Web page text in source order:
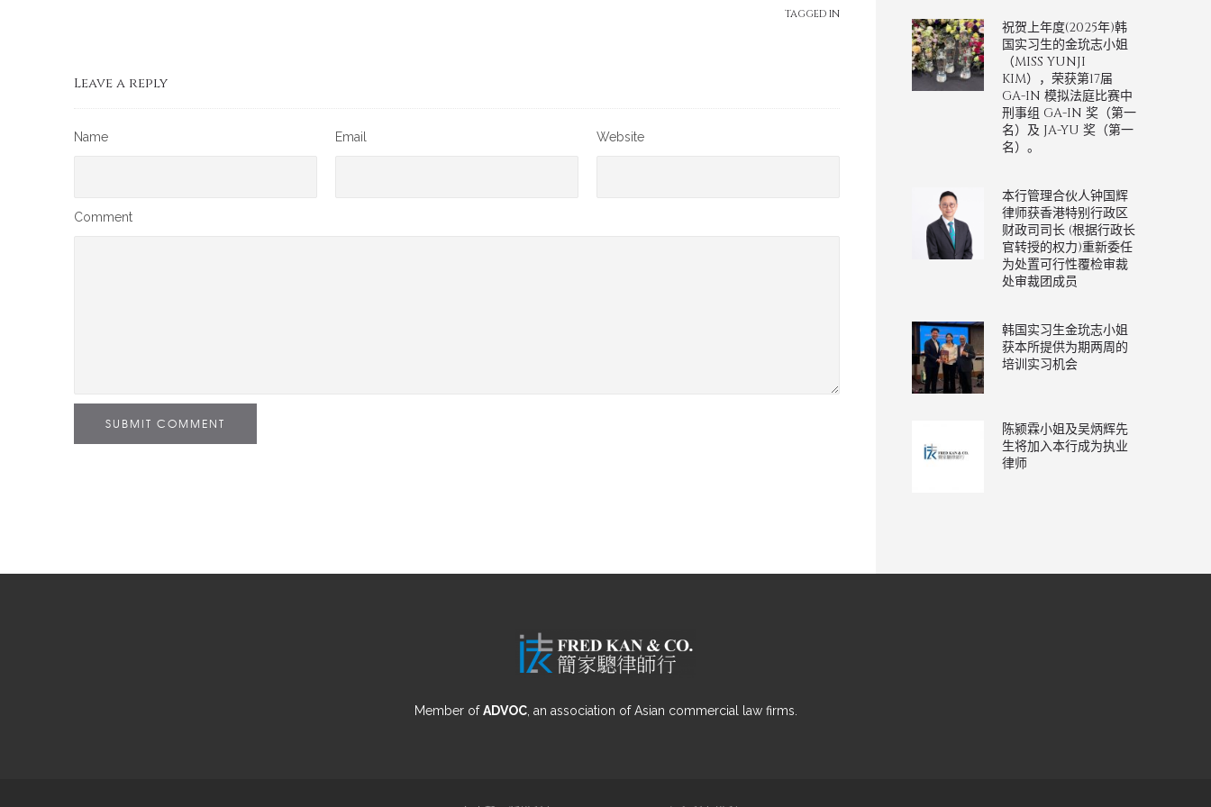
TAGGED IN
Leave a reply
Name Email Website
Comment
SUBMIT COMMENT
祝贺上年度(2025年)韩
国实习生的金玧志小姐
（MISS YUNJI
KIM），荣获第17届
GA-IN 模拟法庭比赛中
刑事组 GA-IN 奖（第一
名）及 JA-YU 奖（第一
名）。
本行管理合伙人钟国辉
律师获香港特别行政区
财政司司长 (根据行政长
官转授的权力)重新委任
为处置可行性覆检审裁
处审裁团成员
韩国实习生金玧志小姐
获本所提供为期两周的
培训实习机会
陈颍霖小姐及吴炳辉先
生将加入本行成为执业
律师
Member ofADVOC, an association of Asian commercial law firms.